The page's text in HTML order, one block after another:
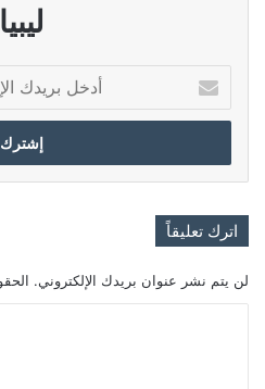
ليبيا
بريدك
الإلكتروني
اترك تعليقاً
لن يتم نشر عنوان بريدك الإلكتروني.